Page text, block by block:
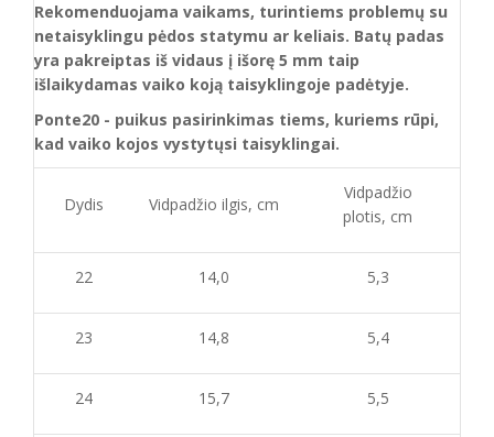
Rekomenduojama vaikams, turintiems problemų su
netaisyklingu pėdos statymu ar keliais. Batų padas
yra pakreiptas iš vidaus į išorę 5 mm taip
išlaikydamas vaiko koją taisyklingoje padėtyje.
Ponte20 - puikus pasirinkimas tiems, kuriems rūpi,
kad vaiko kojos vystytųsi taisyklingai.
Dydis Vidpadžio ilgis, cm
Vidpadžio
plotis, cm
22 14,0 5,3
23 14,8 5,4
24 15,7 5,5